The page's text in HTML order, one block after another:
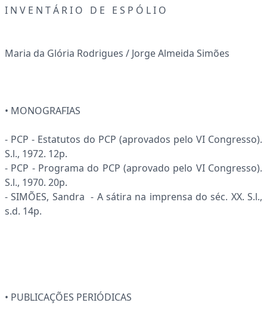
I N V E N T Á R I O D E E S P Ó L I O
Maria da Glória Rodrigues / Jorge Almeida Simões
• MONOGRAFIAS
- PCP - Estatutos do PCP (aprovados pelo VI Congresso).
S.l., 1972. 12p.
- PCP - Programa do PCP (aprovado pelo VI Congresso).
S.l., 1970. 20p.
- SIMÕES, Sandra - A sátira na imprensa do séc. XX. S.l.,
s.d. 14p.
• PUBLICAÇÕES PERIÓDICAS